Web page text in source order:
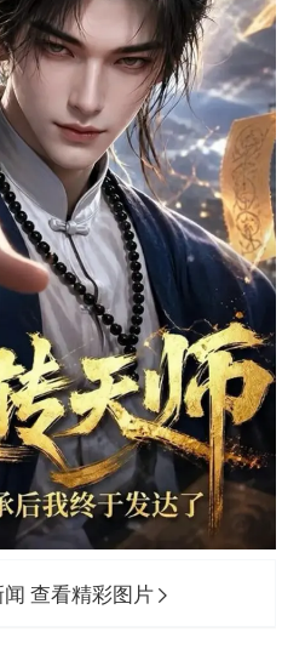
查看精彩图片